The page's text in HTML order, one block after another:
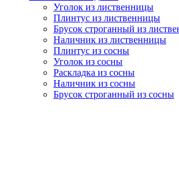
Уголок из лиственницы
Плинтус из лиственницы
Брусок строганный из
Наличник из лиственницы
Плинтус из сосны
Уголок из сосны
Раскладка из сосны
Наличник из сосны
Брусок строганный из сосны